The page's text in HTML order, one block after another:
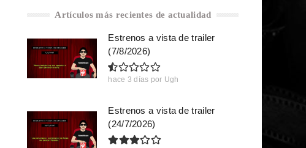
Artículos más recientes de actualidad
Estrenos a vista de trailer
(7/8/2026)
hace 3 días por Ugh
Estrenos a vista de trailer
(24/7/2026)